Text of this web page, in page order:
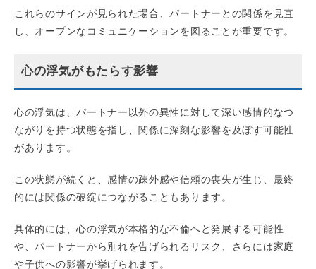
これらのサインが見られた場合、パートナーとの関係を見直
し、オープンなコミュニケーションを図ることが重要です。
心の浮気がもたらす影響
心の浮気は、パートナー以外の異性に対して深い感情的なつ
ながりを持つ状態を指し、関係に深刻な影響を及ぼす可能性
があります。
この状態が続くと、感情の疎外感や信頼の喪失が生じ、最終
的には関係の破綻につながることもあります。
具体的には、心の浮気が本格的な不倫へと発展する可能性
や、パートナーから別れを告げられるリスク、さらには家庭
や子供への影響が挙げられます。